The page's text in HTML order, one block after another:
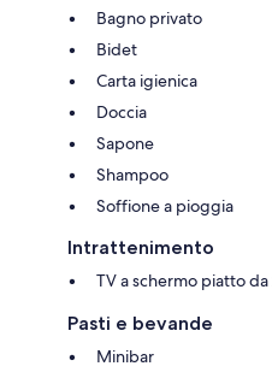
Bagno privato
Bidet
Carta igienica
Doccia
Sapone
Shampoo
Soffione a pioggia
Intrattenimento
TV a schermo piatto
Pasti e bevande
Minibar